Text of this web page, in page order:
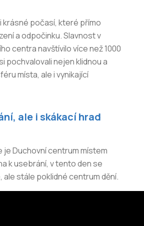
krásné počasí, které přímo
a odpočinku. Slavnost v
centra navštívilo více než 1000
pochvalovali nejen klidnou a
místa, ale i vynikající
ale i skákací hrad
je Duchovní centrum místem
k usebrání, v tento den se
ale stále poklidné centrum dění.